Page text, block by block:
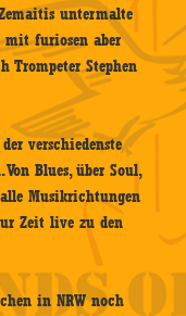
untermalte
mit furiosen aber
Trompeter Stephen
verschiedenste
Blues, über Soul,
Musikrichtungen
Zeit live zu den
in NRW noch